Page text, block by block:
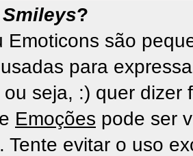
Smileys?
Emoticons são
para
seja, :) quer dizer
Emoções pode ser
Tente evitar o uso